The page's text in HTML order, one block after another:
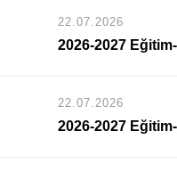
22.07.2026
2026-2027 Eğitim-
22.07.2026
2026-2027 Eğitim-